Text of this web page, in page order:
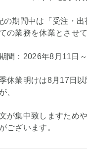
の期間中は「受注・
の業務を休業とさせ
間：2026年8月11日
休業明けは8月17日以
、
が集中致しますため
ございます。